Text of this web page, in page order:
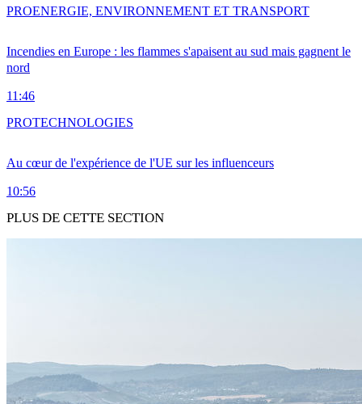
Incendies en Europe : les flammes s'apaisent au sud mais gagnent le
nord
11:46
PROENERGIE, ENVIRONNEMENT ET TRANSPORT
Au cœur de l'expérience de l'UE sur les influenceurs
10:56
PROTECHNOLOGIES
PLUS DE CETTE SECTION